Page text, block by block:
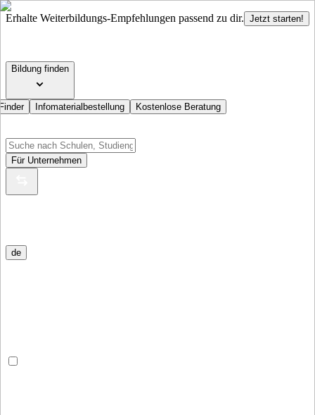
Erhalte Weiterbildungs-Empfehlungen passend zu dir. Jetzt starten!
Bildung finden
Infomaterialbestellung Kostenlose Beratung
Für Unternehmen
de